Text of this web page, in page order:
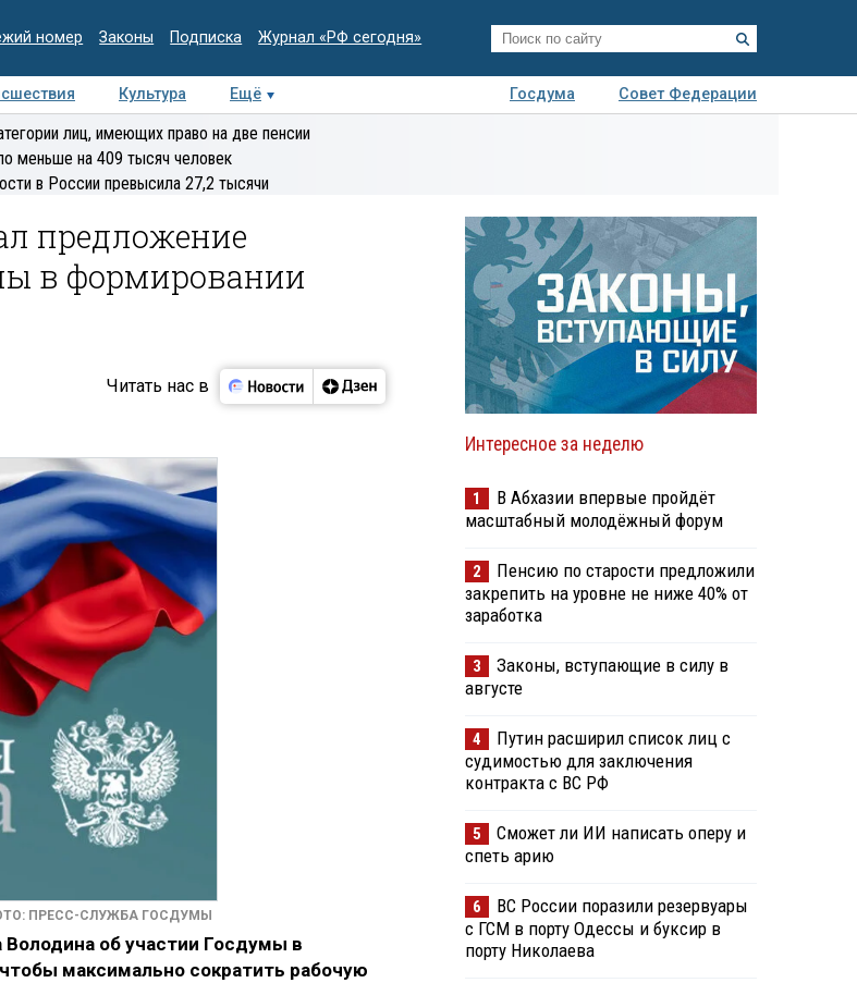
номер Законы Подписка Журнал «РФ сегодня»
Культура Ещё Госдума
Совет Федерации
Интервью Колумнисты
Деловая
лиц, имеющих право на две пенсии
меньше на 409 тысяч человек
в России превысила 27,2 тысячи
предложение
в формировании
Читать нас в
ПРЕСС-СЛУЖБА ГОСДУМЫ
об участии Госдумы в
максимально сократить рабочую
Интересное за неделю
1
В Абхазии впервые пройдёт
масштабный молодёжный форум
2
Пенсию по старости предложили
закрепить на уровне не ниже 40% от
заработка
3
Законы, вступающие в силу в
августе
4
Путин расширил список лиц с
судимостью для заключения
контракта с ВС РФ
5
Сможет ли ИИ написать оперу и
спеть арию
6
ВС России поразили резервуары
с ГСМ в порту Одессы и буксир в
порту Николаева